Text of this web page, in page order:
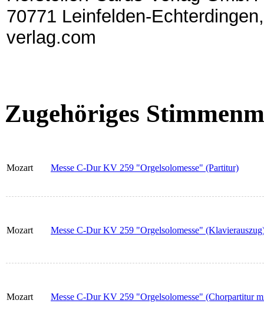
70771 Leinfelden-
verlag.com
Zugehöriges
Mozart Messe C-Dur KV 259 "Orgelsolomesse" (Partitur)
Mozart Messe C-Dur KV 259 "Orgelsolomesse"
Mozart Messe C-Dur KV 259 "Orgelsolomesse" (Chorpartitur